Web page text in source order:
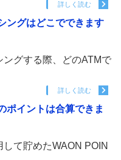
詳しく読む
ングはどこでできます
グする際、どのATMで
詳しく読む
ポイントは合算できま
て貯めたWAON POIN